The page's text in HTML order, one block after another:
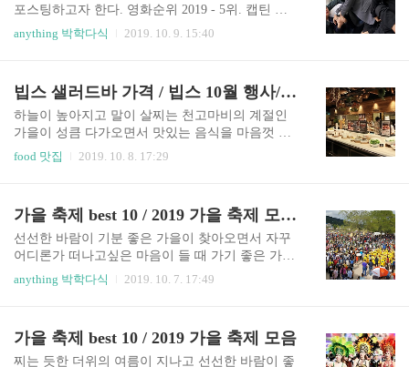
요?? 1. 무대예술전문인 자격증이란? 국가에서 인
정하는 전문자격증으로 3가지 분야로 나누어지는
데 '무대기계' '무대음향' '무대조명' 등으로 나누어
이 정하는 공연장 중 객석 500석 이상의 공연장에
서는 무..
포스팅하고자 한다. 영화순위 2019 - 5위. 캡틴 마
블(Captain Marvel, 2019) 감독 - 애너 보든, 라이언
플렉 출연 - 브리 라슨, 사무엘 L. 잭슨, 벤 멘델슨,
라는 말에 어울리는 마블 영화는 개봉할 때마다 극
장가에 인파가 몰려온다. 말도 많고 탈도 많았던 캡
틴마블. 유일하게 개봉 전부터 비난이 많았던 캡틴
마블도 580만 명이라는 기록을 남겼다. 그동안 마
블 히어로 영화의 특징을 보면 속편이 나올수록 더
anything 박학다식 2019. 10. 9. 15:40
빕스 샐러드바 가격 / 빕스 10월 행사/ 빕스 매장 추천
하늘이 높아지고 말이 살찌는 천고마비의 계절인
가을이 성큼 다가오면서 맛있는 음식을 마음껏 먹
을 수 있는 뷔페 음식점들이 인기가 많아지고 있다.
하지만 일부 메뉴도 다르고 특별한 매장의 모습을
갖추고 있는 빕스 합정점에 대해 리뷰하는 글을 쓰
고자 한다. 가격은 평일 런치 23,900원, 평일 디너 2
9,700원. 주말 및 공휴일 가격은 30,700원.초등학생
은 14,800, 미취학 아동은 7,500원으로 형성되어 있
는 문구가 있다. 토마호크 스테이크가 13,800..
food 맛집 2019. 10. 8. 17:29
가을 축제 best 10 / 2019 가을 축제 모음 2
선선한 바람이 기분 좋은 가을이 찾아오면서 자꾸
어디론가 떠나고싶은 마음이 들 때 가기 좋은 가을
축제에 대해 글을 쓰고자한다. 가을 축제 best10 - 1.
안성 코스 목동 축제 가을 축제 best10 첫 번째 안성
축제는 가을 축제 중 빠질 수 없는 축제로 손꼽힌
다. 축제 기간에는 스탬프 투어를 통한 푸짐한 선물
anything 박학다식 2019. 10. 7. 17:49
가을 축제 best 10 / 2019 가을 축제 모음
찌는 듯한 더위의 여름이 지나고 선선한 바람이 좋